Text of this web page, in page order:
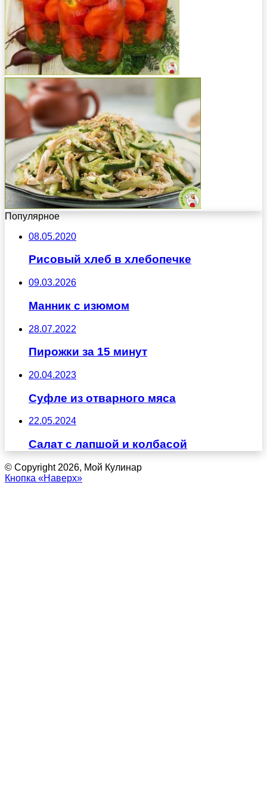
Популярное
08.05.2020
Рисовый хлеб в хлебопечке
09.03.2026
Манник с изюмом
28.07.2022
Пирожки за 15 минут
20.04.2023
Суфле из отварного мяса
22.05.2024
Салат с лапшой и колбасой
© Copyright 2026, Мой Кулинар
Кнопка «Наверх»